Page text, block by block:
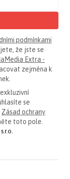
podmínkami
že jste se
Extra -
zejména k
se
Zásad ochrany
toto pole.